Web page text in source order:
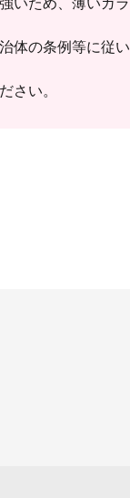
体の条例等に従
さい。